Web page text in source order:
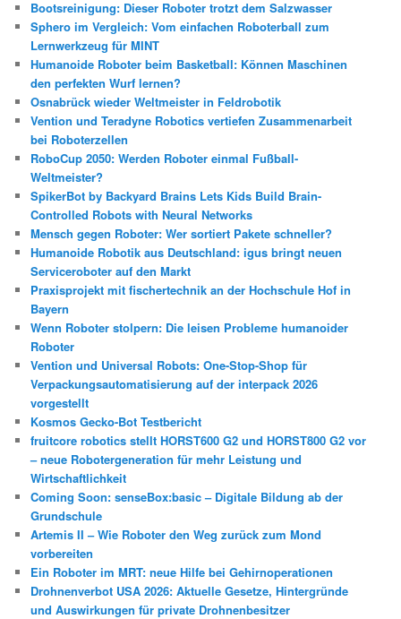
Bootsreinigung: Dieser Roboter trotzt dem Salzwasser
Sphero im Vergleich: Vom einfachen Roboterball zum
Lernwerkzeug für MINT
Humanoide Roboter beim Basketball: Können Maschinen
den perfekten Wurf lernen?
Osnabrück wieder Weltmeister in Feldrobotik
Vention und Teradyne Robotics vertiefen Zusammenarbeit
bei Roboterzellen
RoboCup 2050: Werden Roboter einmal Fußball-
Weltmeister?
SpikerBot by Backyard Brains Lets Kids Build Brain-
Controlled Robots with Neural Networks
Mensch gegen Roboter: Wer sortiert Pakete schneller?
Humanoide Robotik aus Deutschland: igus bringt neuen
Serviceroboter auf den Markt
Praxisprojekt mit fischertechnik an der Hochschule Hof in
Bayern
Wenn Roboter stolpern: Die leisen Probleme humanoider
Roboter
Vention und Universal Robots: One-Stop-Shop für
Verpackungsautomatisierung auf der interpack 2026
vorgestellt
Kosmos Gecko-Bot Testbericht
fruitcore robotics stellt HORST600 G2 und HORST800 G2 vor
– neue Robotergeneration für mehr Leistung und
Wirtschaftlichkeit
Coming Soon: senseBox:basic – Digitale Bildung ab der
Grundschule
Artemis II – Wie Roboter den Weg zurück zum Mond
vorbereiten
Ein Roboter im MRT: neue Hilfe bei Gehirnoperationen
Drohnenverbot USA 2026: Aktuelle Gesetze, Hintergründe
und Auswirkungen für private Drohnenbesitzer